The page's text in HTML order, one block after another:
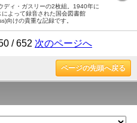
ディ・ガスリーの2枚組。1940年に
によって録音された国会図書館
向けの貴重な記録です。
/ 652 次のページへ
ページの先頭へ戻る